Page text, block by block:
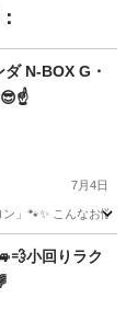
ダ N-BOX G・
😎☝️
7月4日
」🐾✨ こんなお
小回りラク